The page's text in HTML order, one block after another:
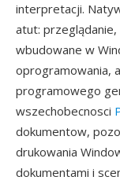
interpretacji.
atut:
wbudowane w
oprogramowania,
programowego
wszechobecnosci
dokumentow,
drukowania
dokumentami i